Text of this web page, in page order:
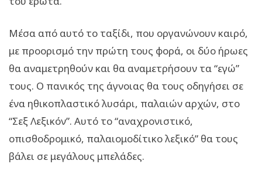
Μέσα από αυτό το ταξίδι, που οργανώνουν καιρό,
με προορισμό την πρώτη τους φορά, οι δύο ήρωες
θα αναμετρηθούν και θα αναμετρήσουν τα “εγώ”
τους. Ο πανικός της άγνοιας θα τους οδηγήσει σε
ένα ηθικοπλαστικό λυσάρι, παλαιών αρχών, στο
“Σεξ Λεξικόν”. Αυτό το “αναχρονιστικό,
οπισθοδρομικό, παλαιομοδίτικο λεξικό” θα τους
βάλει σε μεγάλους μπελάδες.